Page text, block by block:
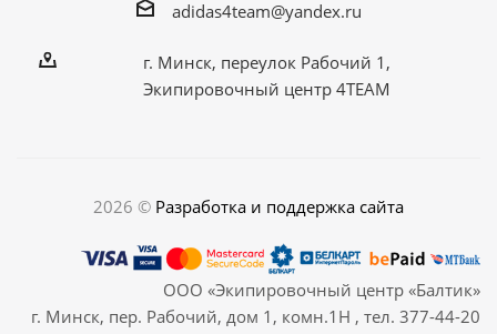
adidas4team@yandex.ru
г. Минск, переулок Рабочий 1,
Экипировочный центр 4TEAM
2026 © Разработка и поддержка сайта
ООО «Экипировочный центр «Балтик»
г. Минск, пер. Рабочий, дом 1, комн.1Н , тел. 377-44-20